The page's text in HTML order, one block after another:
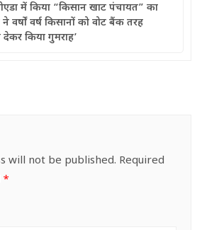
में किया “किसान खाट पंचायत” का
वर्षों वर्ष किसानों को वोट बैंक तरह
किया गुमराह’
will not be published. Required
*